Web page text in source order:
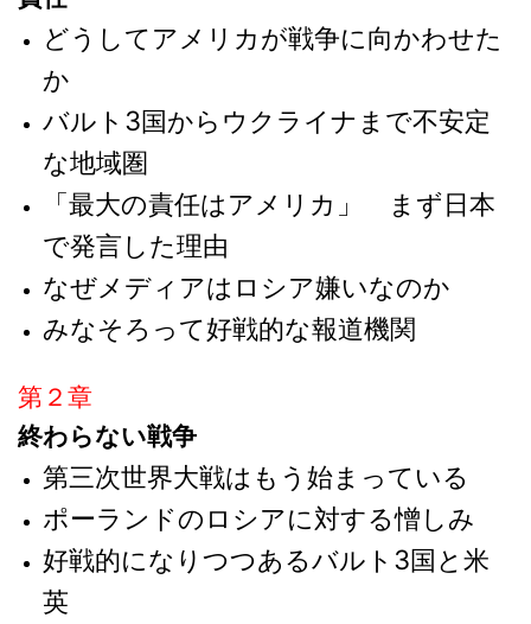
どうしてアメリカが戦争に向かわせた
か
バルト3国からウクライナまで不安定
な地域圏
「最大の責任はアメリカ」 まず日本
で発言した理由
なぜメディアはロシア嫌いなのか
みなそろって好戦的な報道機関
第２章
終わらない戦争
第三次世界大戦はもう始まっている
ポーランドのロシアに対する憎しみ
好戦的になりつつあるバルト3国と米
英